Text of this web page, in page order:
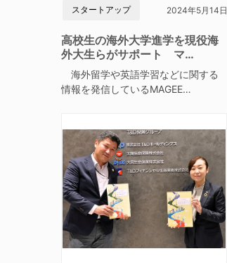
スタートアップ 2024年5月14日
高校生の海外大学進学を現役海
外大生らがサポート マ…
海外留学や英語学習などに関する
情報を発信しているMAGEE…